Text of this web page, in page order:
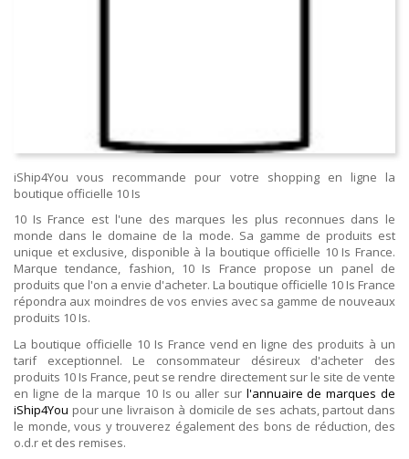
iShip4You vous recommande pour votre shopping en ligne la
boutique officielle 10 Is
10 Is France est l'une des marques les plus reconnues dans le
monde dans le domaine de la mode. Sa gamme de produits est
unique et exclusive, disponible à la boutique officielle 10 Is France.
Marque tendance, fashion, 10 Is France propose un panel de
produits que l'on a envie d'acheter. La boutique officielle 10 Is France
répondra aux moindres de vos envies avec sa gamme de nouveaux
produits 10 Is.
La boutique officielle 10 Is France vend en ligne des produits à un
tarif exceptionnel. Le consommateur désireux d'acheter des
produits 10 Is France, peut se rendre directement sur le site de vente
en ligne de la marque 10 Is ou aller sur l'annuaire de marques de
iShip4You pour une livraison à domicile de ses achats, partout dans
le monde, vous y trouverez également des bons de réduction, des
o.d.r et des remises.